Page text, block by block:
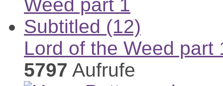
Lord of the Weed part
5797 Aufrufe